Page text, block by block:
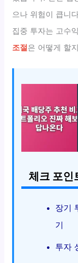
으나 위험이 큽니
집중 투자는 고수
조절은 어떻게 할
체크 포인
장기
기
투자